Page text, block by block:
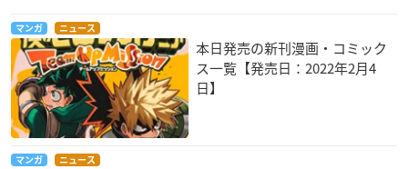
マンガ ニュース
本日発売の新刊漫画・コミック
ス一覧【発売日：2022年2月4
日】
マンガ ニュース